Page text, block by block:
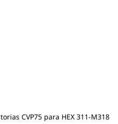
CVP75 para HEX 311-M318